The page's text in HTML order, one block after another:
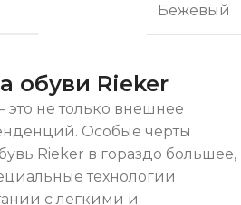
Бежевый
обуви Rieker
не только внешнее
Особые черты
Rieker в гораздо большее,
технологии
с легкими и